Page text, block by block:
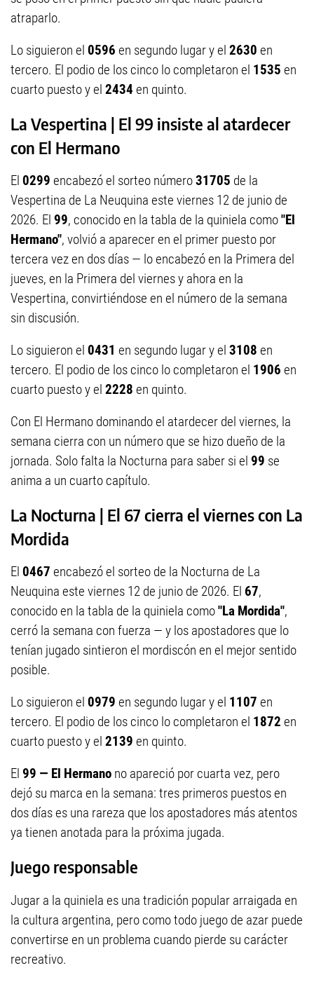
atraparlo.
Lo siguieron el 0596 en segundo lugar y el 2630 en
tercero. El podio de los cinco lo completaron el 1535 en
cuarto puesto y el 2434 en quinto.
La Vespertina | El 99 insiste al atardecer
con El Hermano
El 0299 encabezó el sorteo número31705 de la
Vespertina de La Neuquina este viernes 12 de junio de
2026. El 99, conocido en la tabla de la quiniela como"El
Hermano", volvió a aparecer en el primer puesto por
tercera vez en dos días — lo encabezó en la Primera del
jueves, en la Primera del viernes y ahora en la
Vespertina, convirtiéndose en el número de la semana
sin discusión.
Lo siguieron el 0431 en segundo lugar y el 3108 en
tercero. El podio de los cinco lo completaron el 1906 en
cuarto puesto y el 2228 en quinto.
Con El Hermano dominando el atardecer del viernes, la
semana cierra con un número que se hizo dueño de la
jornada. Solo falta la Nocturna para saber si el 99 se
anima a un cuarto capítulo.
La Nocturna | El 67 cierra el viernes con La
Mordida
El 0467 encabezó el sorteo de la Nocturna de La
Neuquina este viernes 12 de junio de 2026. El 67,
conocido en la tabla de la quiniela como"La Mordida",
cerró la semana con fuerza — y los apostadores que lo
tenían jugado sintieron el mordiscón en el mejor sentido
posible.
Lo siguieron el 0979 en segundo lugar y el 1107 en
tercero. El podio de los cinco lo completaron el 1872 en
cuarto puesto y el 2139 en quinto.
El 99 — El Hermano no apareció por cuarta vez, pero
dejó su marca en la semana: tres primeros puestos en
dos días es una rareza que los apostadores más atentos
ya tienen anotada para la próxima jugada.
Juego responsable
Jugar a la quiniela es una tradición popular arraigada en
la cultura argentina, pero como todo juego de azar puede
convertirse en un problema cuando pierde su carácter
recreativo.